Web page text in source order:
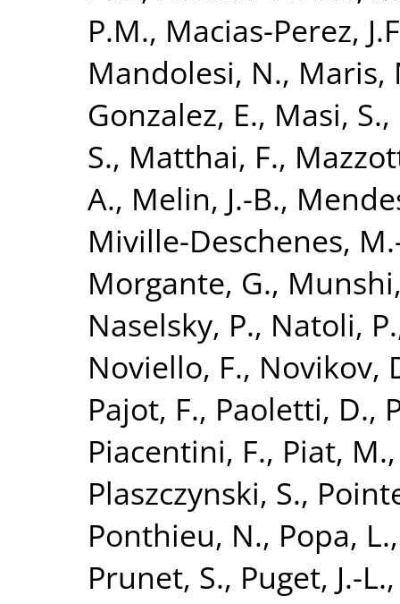
P.M., Macias-Perez,
Mandolesi, N., Maris,
Gonzalez, E., Masi, S.,
S., Matthai, F.,
A., Melin, J.-B.,
Miville-Deschenes,
Morgante, G.,
Naselsky, P., Natoli, P.
Noviello, F., Novikov,
Pajot, F., Paoletti, D.,
Piacentini, F., Piat, M.
Plaszczynski, S.,
Ponthieu, N., Popa, L.
Prunet, S., Puget, J.-L.